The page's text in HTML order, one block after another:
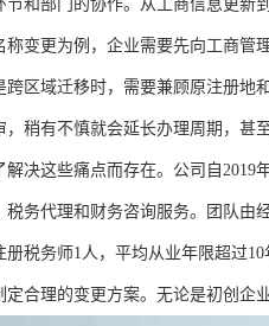
和部门的协作。从工商信息更
变更为例，企业需要先向工商
跨区域迁移时，需要兼顾原注册
稍有不慎就会延长办理周期，甚
决这些痛点而存在。公司自
务代理和财务咨询服务。团队
税务师1人，平均从业年限超过
合理的变更方案。无论是初创企